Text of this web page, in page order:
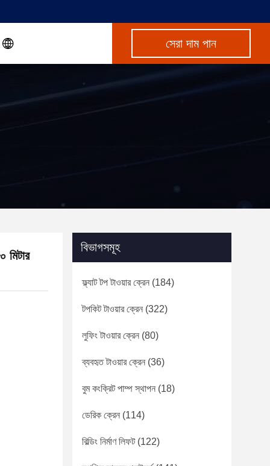
সেরা দাম পান
মিটার
বিভাগসমূহ
ফ্ল্যাট টপ টাওয়ার ক্রেন (184)
টপকিট টাওয়ার ক্রেন (322)
লুফিং টাওয়ার ক্রেন (80)
ব্যবহৃত টাওয়ার ক্রেন (36)
বুম কংক্রিট পাম্প স্থাপন (18)
ডেরিক ক্রেন (114)
বিল্ডিং নির্মাণ লিফট(122)